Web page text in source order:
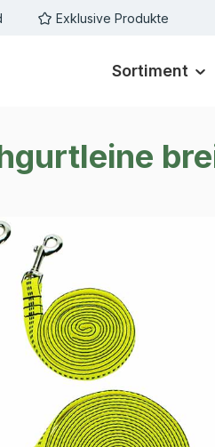
Exklusive Produkte
Sortiment